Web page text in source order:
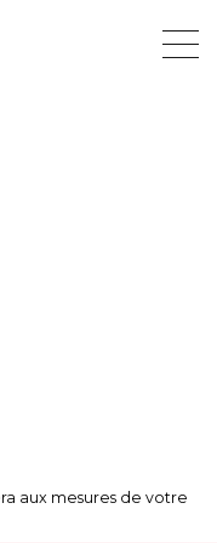
aux mesures de votre